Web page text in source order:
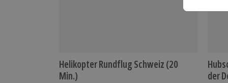
Helikopter Rundflug Schweiz (20
Min.)
der